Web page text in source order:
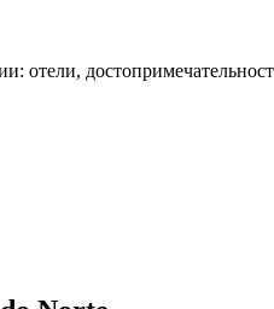
отели,